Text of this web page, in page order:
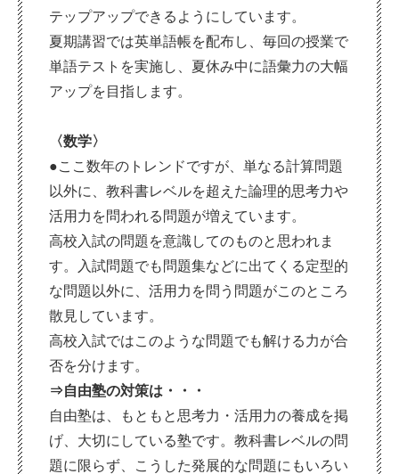
テップアップできるようにしています。
夏期講習では英単語帳を配布し、毎回の授業で
単語テストを実施し、夏休み中に語彙力の大幅
アップを目指します。
〈数学〉
●ここ数年のトレンドですが、単なる計算問題
以外に、教科書レベルを超えた論理的思考力や
活用力を問われる問題が増えています。
高校入試の問題を意識してのものと思われま
す。入試問題でも問題集などに出てくる定型的
な問題以外に、活用力を問う問題がこのところ
散見しています。
高校入試ではこのような問題でも解ける力が合
否を分けます。
⇒自由塾の対策は・・・
自由塾は、もともと思考力・活用力の養成を掲
げ、大切にしている塾です。教科書レベルの問
題に限らず、こうした発展的な問題にもいろい